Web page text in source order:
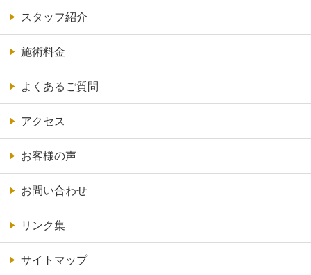
スタッフ紹介
施術料金
よくあるご質問
アクセス
お客様の声
お問い合わせ
リンク集
サイトマップ